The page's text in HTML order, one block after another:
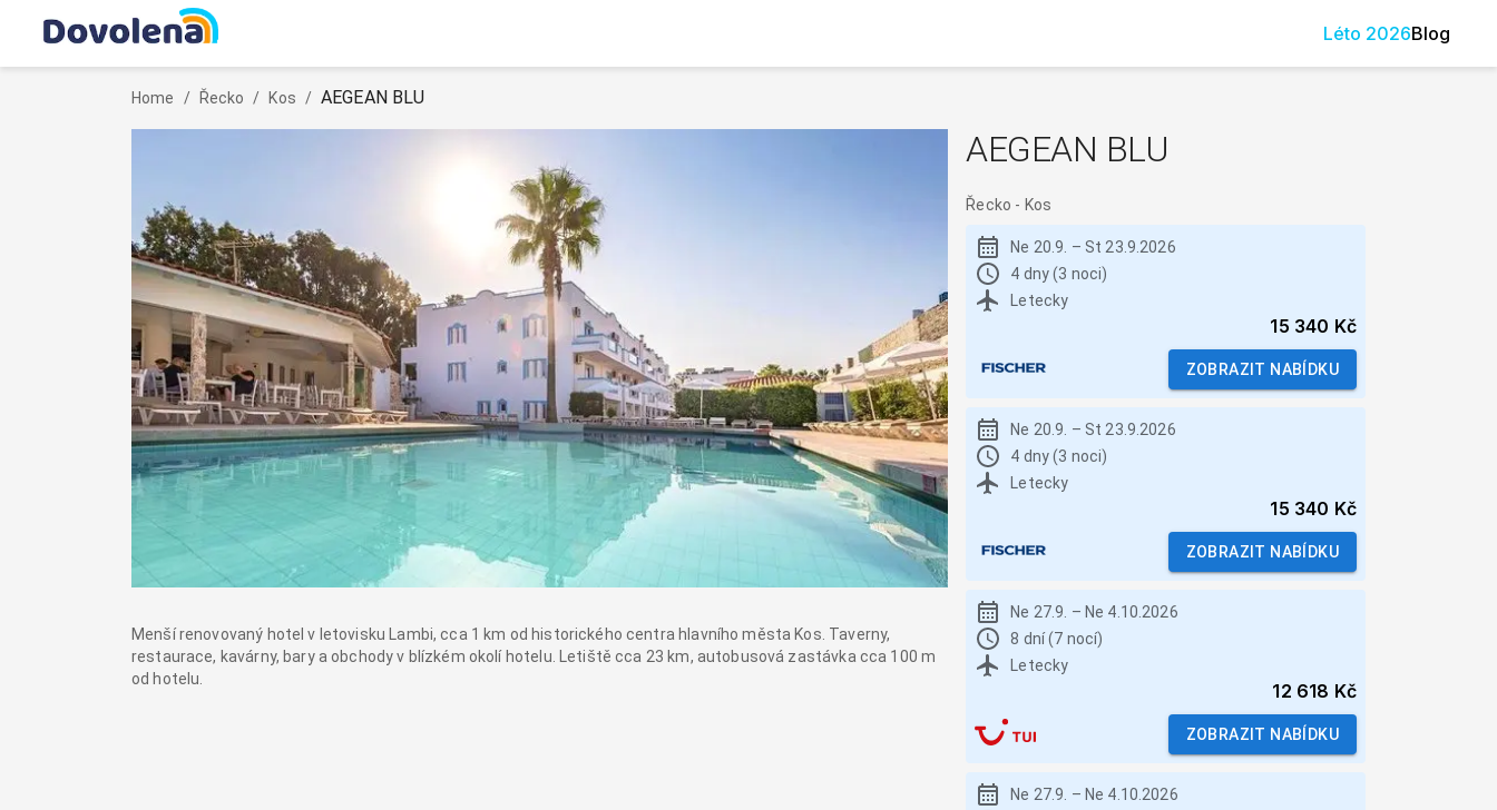
Léto 2026Blog
Home / Řecko / Kos / AEGEAN BLU
Menší renovovaný hotel v letovisku Lambi, cca 1 km od historického centra hlavního města Kos. Taverny,
restaurace, kavárny, bary a obchody v blízkém okolí hotelu. Letiště cca 23 km, autobusová zastávka cca 100 m
od hotelu.
AEGEAN BLU
Řecko - Kos
Ne 20.9. – St 23.9.2026
4 dny (3 noci)
Letecky
15 340 Kč
ZOBRAZIT NABÍDKU
Ne 20.9. – St 23.9.2026
4 dny (3 noci)
Letecky
15 340 Kč
ZOBRAZIT NABÍDKU
Ne 27.9. – Ne 4.10.2026
8 dní (7 nocí)
Letecky
12 618 Kč
ZOBRAZIT NABÍDKU
Ne 27.9. – Ne 4.10.2026